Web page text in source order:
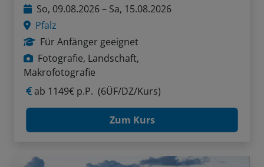
So, 09.08.2026 – Sa, 15.08.2026
Pfalz
Für Anfänger geeignet
Fotografie, Landschaft,
Makrofotografie
ab 1149€ p.P. (6ÜF/DZ/Kurs)
Zum Kurs